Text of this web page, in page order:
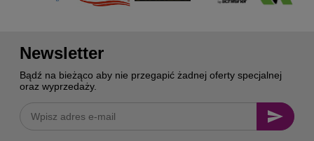
Newsletter
Bądź na bieżąco aby nie przegapić żadnej oferty specjalnej
oraz wyprzedaży.